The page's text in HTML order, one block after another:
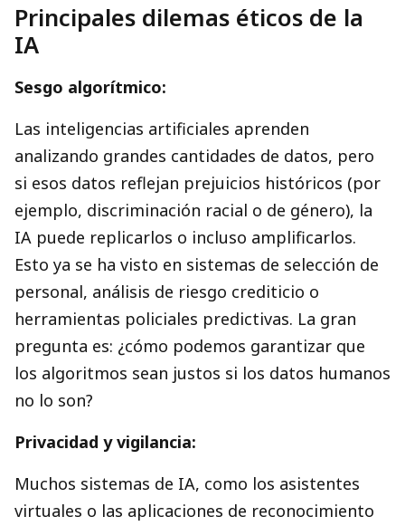
Principales dilemas éticos de la
IA
Sesgo algorítmico:
Las inteligencias artificiales aprenden
analizando grandes cantidades de datos, pero
si esos datos reflejan prejuicios históricos (por
ejemplo, discriminación racial o de género), la
IA puede replicarlos o incluso amplificarlos.
Esto ya se ha visto en sistemas de selección de
personal, análisis de riesgo crediticio o
herramientas policiales predictivas. La gran
pregunta es: ¿cómo podemos garantizar que
los algoritmos sean justos si los datos humanos
no lo son?
Privacidad y vigilancia:
Muchos sistemas de IA, como los asistentes
virtuales o las aplicaciones de reconocimiento